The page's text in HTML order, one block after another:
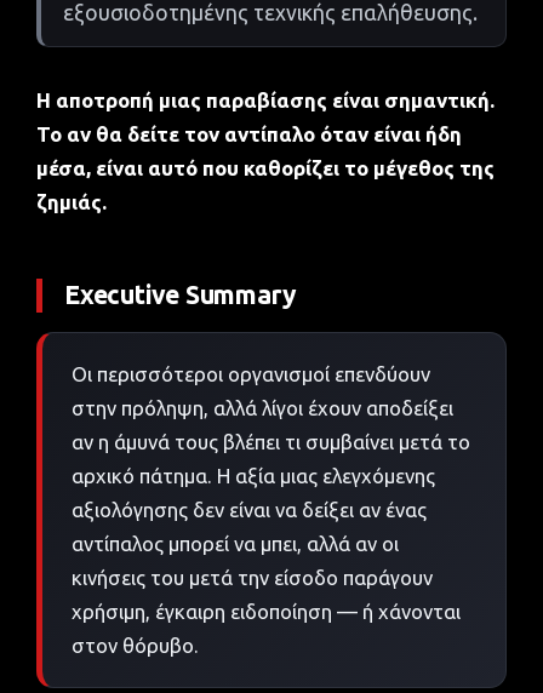
εξουσιοδοτημένης τεχνικής επαλήθευσης.
Η αποτροπή μιας παραβίασης είναι σημαντική.
Το αν θα δείτε τον αντίπαλο όταν είναι ήδη
μέσα, είναι αυτό που καθορίζει το μέγεθος της
ζημιάς.
Executive Summary
Οι περισσότεροι οργανισμοί επενδύουν
στην πρόληψη, αλλά λίγοι έχουν αποδείξει
αν η άμυνά τους βλέπει τι συμβαίνει μετά το
αρχικό πάτημα. Η αξία μιας ελεγχόμενης
αξιολόγησης δεν είναι να δείξει αν ένας
αντίπαλος μπορεί να μπει, αλλά αν οι
κινήσεις του μετά την είσοδο παράγουν
χρήσιμη, έγκαιρη ειδοποίηση — ή χάνονται
στον θόρυβο.